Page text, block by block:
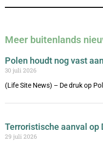
Meer buitenlands
Polen houdt nog vast
30 juli 2026
(Life Site News) – De druk op
Terroristische aanval op
29 juli 2026